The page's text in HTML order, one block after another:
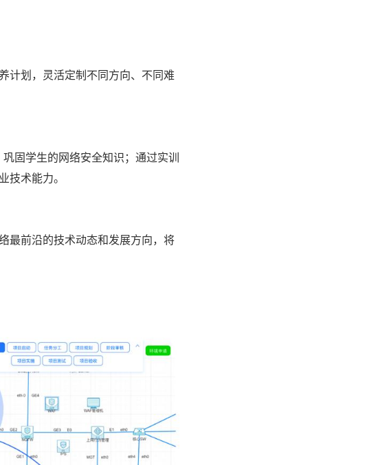
计划，灵活定制不同方向、不同难
固学生的网络安全知识；通过实训
技术能力。
最前沿的技术动态和发展方向，将